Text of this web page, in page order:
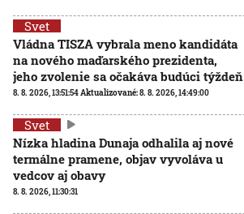
Svet
Vládna TISZA vybrala meno kandidáta
na nového maďarského prezidenta,
jeho zvolenie sa očakáva budúci týždeň
8. 8. 2026, 13:51:54Aktualizované:8. 8. 2026, 14:49:00
Svet
Nízka hladina Dunaja odhalila aj nové
termálne pramene, objav vyvoláva u
vedcov aj obavy
8. 8. 2026, 11:30:31